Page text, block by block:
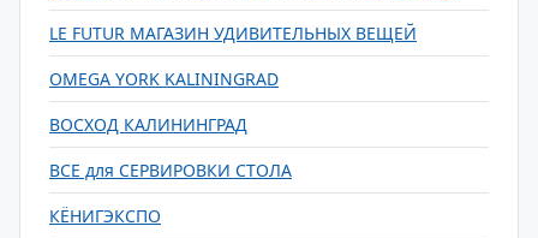
LE FUTUR МАГАЗИН УДИВИТЕЛЬНЫХ ВЕЩЕЙ
OMEGA YORK KALININGRAD
ВОСХОД КАЛИНИНГРАД
ВСЕ для СЕРВИРОВКИ СТОЛА
КЁНИГЭКСПО